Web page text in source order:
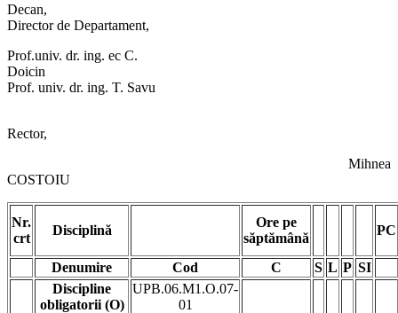
Director de Departament,
Prof.univ. dr. ing. ec C.
Prof. univ. dr. ing. T. Savu
Rector,
Mihnea
COSTOIU
Nr.
crt
Disciplină
Ore pe
săptămână
PC
Denumire Cod C S L P SI
Discipline
obligatorii (O)
UPB.06.M1.O.07-
01